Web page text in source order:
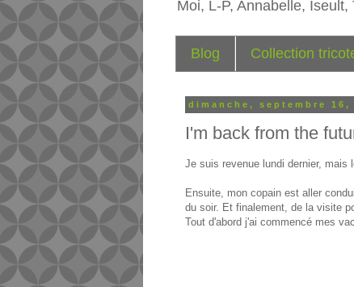
Moi, L-P, Annabelle,
Blog Collection
dimanche, septembre 16,
I'm back from the
Je suis revenue lundi dernier, mais
Ensuite, mon copain est aller
du soir. Et finalement, de la visite
Tout d'abord j'ai commencé mes